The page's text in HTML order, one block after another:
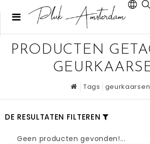
PRODUCTEN
Tags geurkaarsen
DE RESULTATEN FILTEREN
Geen producten gevonden!...